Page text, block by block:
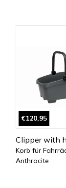
€120,95
Clipper with
Korb für
Anthracite